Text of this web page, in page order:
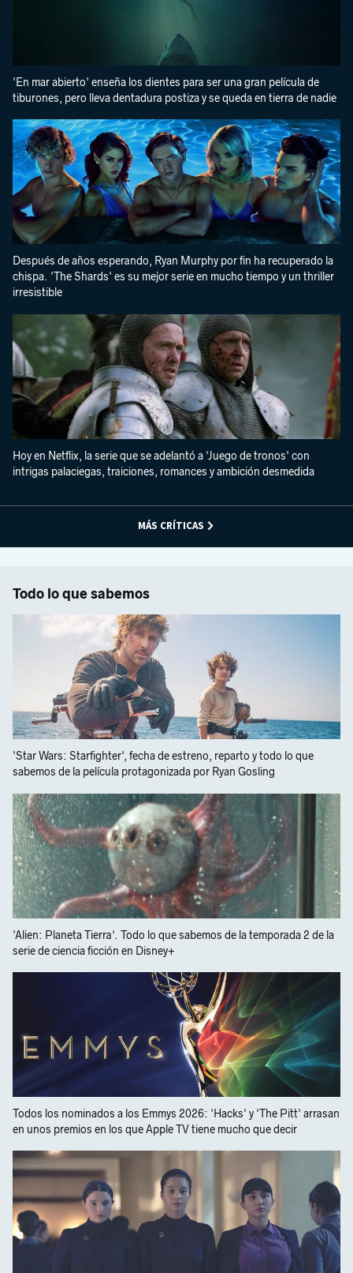
'En mar abierto' enseña los dientes para ser una gran película de
tiburones, pero lleva dentadura postiza y se queda en tierra de nadie
Después de años esperando, Ryan Murphy por fin ha recuperado la
chispa. 'The Shards' es su mejor serie en mucho tiempo y un thriller
irresistible
Hoy en Netflix, la serie que se adelantó a 'Juego de tronos' con
intrigas palaciegas, traiciones, romances y ambición desmedida
MÁS CRÍTICAS
Todo lo que sabemos
'Star Wars: Starfighter', fecha de estreno, reparto y todo lo que
sabemos de la película protagonizada por Ryan Gosling
'Alien: Planeta Tierra'. Todo lo que sabemos de la temporada 2 de la
serie de ciencia ficción en Disney+
Todos los nominados a los Emmys 2026: 'Hacks' y 'The Pitt' arrasan
en unos premios en los que Apple TV tiene mucho que decir